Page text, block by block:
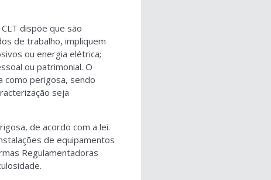
dispõe que são
de trabalho, impliquem
ou energia elétrica;
ou patrimonial. O
como perigosa, sendo
seja
de acordo com a lei.
de equipamentos
Regulamentadoras